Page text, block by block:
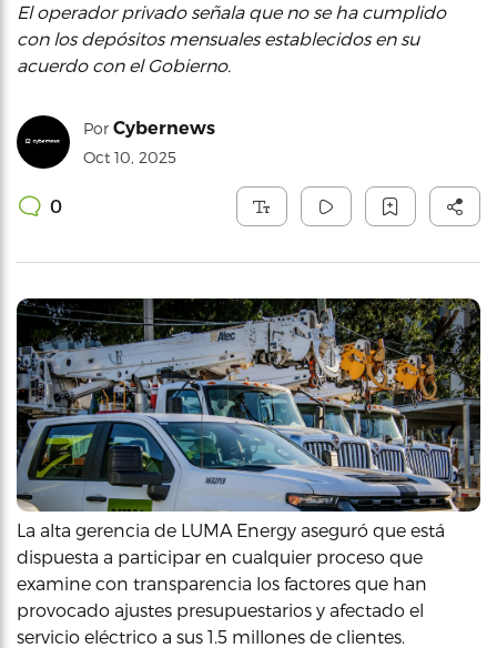
El operador privado señala que no se ha cumplido
con los depósitos mensuales establecidos en su
acuerdo con el Gobierno.
Por Cybernews
Oct 10, 2025
0
La alta gerencia de LUMA Energy aseguró que está
dispuesta a participar en cualquier proceso que
examine con transparencia los factores que han
provocado ajustes presupuestarios y afectado el
servicio eléctrico a sus 1.5 millones de clientes.